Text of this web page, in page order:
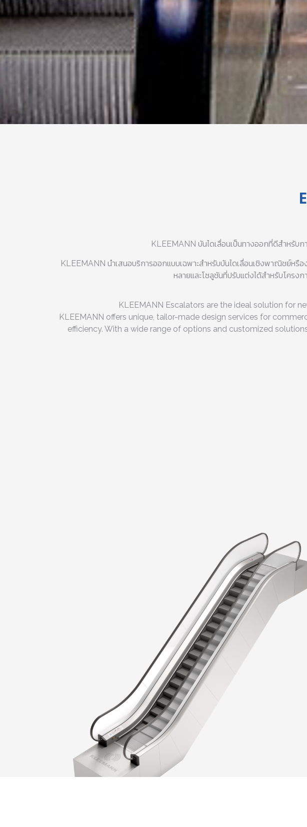
KLEEMANN บันไดเลื่อนเป็นทางออกที่ดีสำหรับ
KLEEMANN นำเสนอบริการออกแบบเฉพาะสำหรับบันไดเลื่อนเชิงพาณิชย์ห
หลายและโซลูชันที่ปรับแต่งได้สำหรับโครง
KLEEMANN Escalators are the ideal solution for
KLEEMANN offers unique, tailor-made design services for
efficiency. With a wide range of options and customized